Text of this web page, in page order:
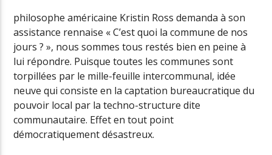
philosophe américaine Kristin Ross demanda à son
assistance rennaise « C’est quoi la commune de nos
jours ? », nous sommes tous restés bien en peine à
lui répondre. Puisque toutes les communes sont
torpillées par le mille-feuille intercommunal, idée
neuve qui consiste en la captation bureaucratique du
pouvoir local par la techno-structure dite
communautaire. Effet en tout point
démocratiquement désastreux.